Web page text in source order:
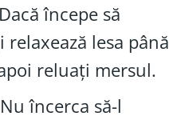
începe să
lesa până
reluați mersul.
Nu încerca să-l